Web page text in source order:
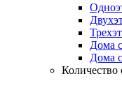
Дома
Дома
Количество